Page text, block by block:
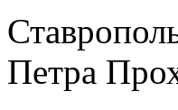
Петра